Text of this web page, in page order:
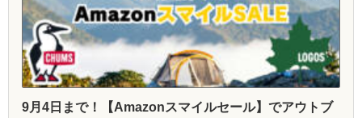
9月4日まで！【Amazonスマイルセール】でアウトブ